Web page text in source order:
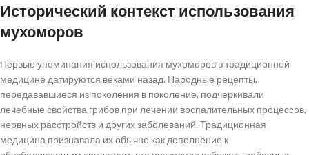
Исторический контекст использования
мухоморов
Первые упоминания использования мухоморов в традиционной
медицине датируются веками назад. Народные рецепты,
передававшиеся из поколения в поколение, подчеркивали
лечебные свойства грибов при лечении воспалительных процессов,
нервных расстройств и других заболеваний. Традиционная
медицина признавала их обычно как дополнение к